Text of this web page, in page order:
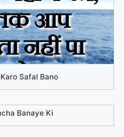
Safal Bano
Banaye Ki